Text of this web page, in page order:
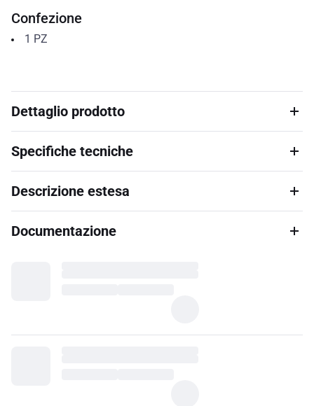
Confezione
1 PZ
Dettaglio prodotto
Specifiche tecniche
Descrizione estesa
Documentazione